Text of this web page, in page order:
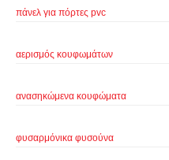
πάνελ για πόρτες pvc
αερισμός κουφωμάτων
ανασηκώμενα κουφώματα
φυσαρμόνικα φυσούνα